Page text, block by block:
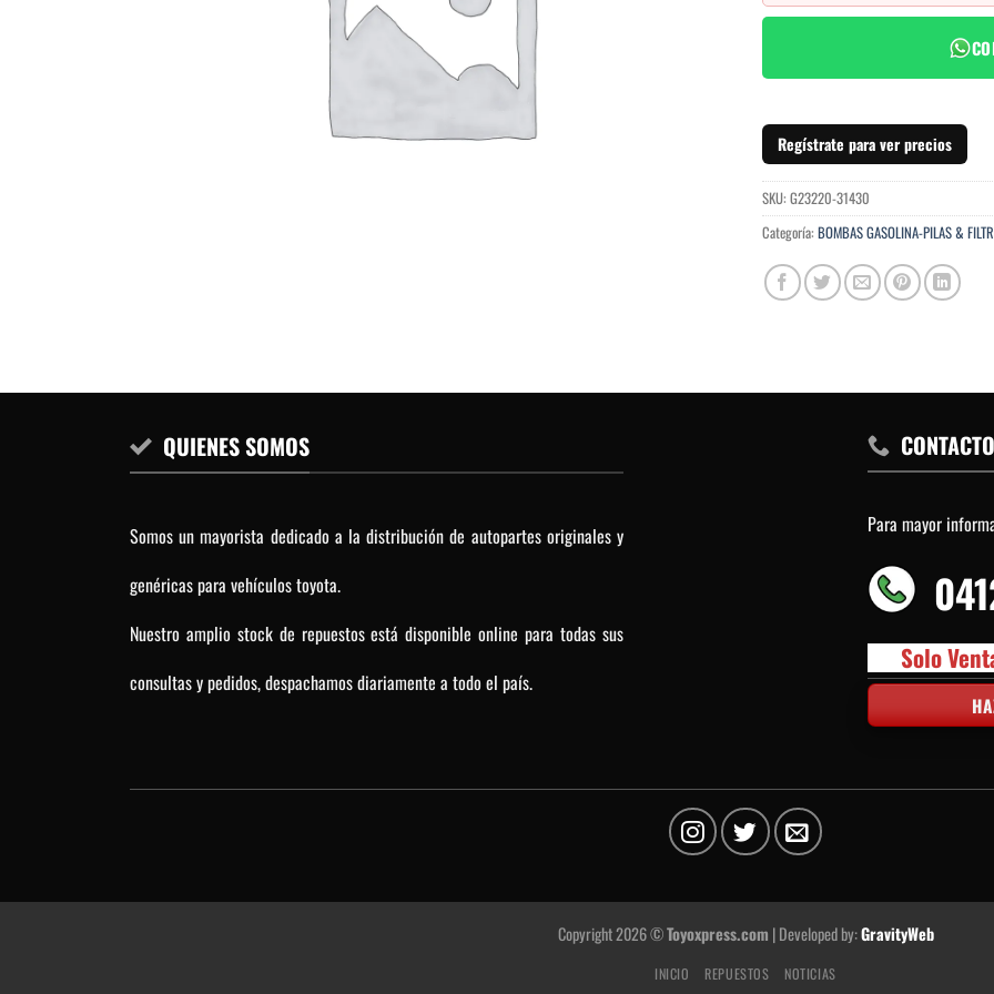
Regístrate para ver precios
SKU: G23220-31430
Categoría: BOMBAS GASOLINA-PILAS &
QUIENES SOMOS
Somos un mayorista dedicado a la distribución de autopartes originales y
genéricas para vehículos toyota.
Nuestro amplio stock de repuestos está disponible online para todas sus
consultas y pedidos, despachamos diariamente a todo el país.
CONTACTO
Para mayor
Solo
Copyright 2026 ©Toyoxpress.com | Developed by:GravityWeb
INICIO REPUESTOS NOTICIAS